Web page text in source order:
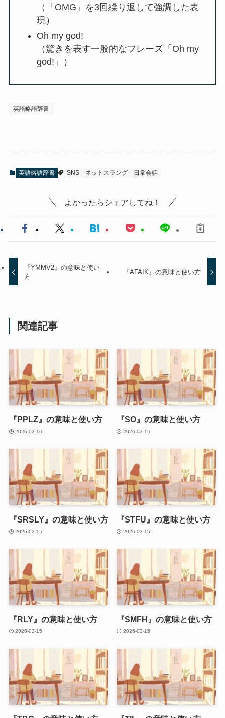
（「OMG」を3回繰り返して強調した表
現）
Oh my god!
（驚きを表す一般的なフレーズ「Oh my
god!」）
英語略語辞書
英語略語辞書 SNS ネットスラング 日常会話
よかったらシェアしてね！
『YMMV2』の意味と使い
方
『AFAIK』の意味と使い方
関連記事
『PPLZ』の意味と使い方
2026-03-16
『SO』の意味と使い方
2026-03-15
『SRSLY』の意味と使い方
2026-03-15
『STFU』の意味と使い方
2026-03-15
『RLY』の意味と使い方
2026-03-15
『SMFH』の意味と使い方
2026-03-15